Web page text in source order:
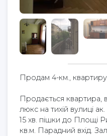
Продам 4-км.,
Продається квартира,
люкс на тихій вулиці
15 хв. пішки до Площі
кв.м. Парадний вхід.